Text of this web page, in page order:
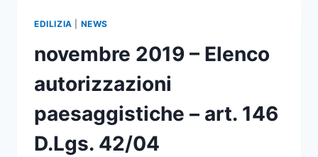
ART.
146
42/04
EDILIZIA NEWS
novembre 2019 – Elenco
autorizzazioni
paesaggistiche – art. 146
D.Lgs. 42/04